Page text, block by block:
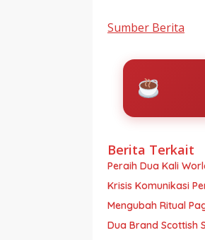
Sumber Berita
Berita Terkait
Peraih Dua Kali
Krisis Komunikasi
Mengubah Ritual
Dua Brand Scottish